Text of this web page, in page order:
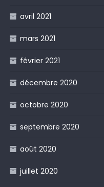
avril 2021
mars 2021
février 2021
décembre 2020
octobre 2020
septembre 2020
août 2020
juillet 2020